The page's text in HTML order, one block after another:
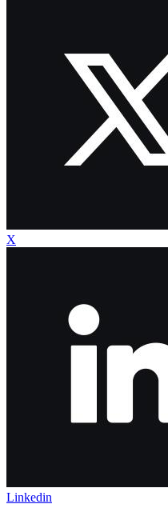
X
Linkedin